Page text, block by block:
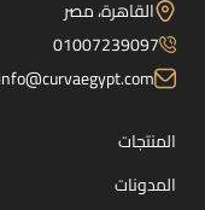
القاهرة، مصر
01007239097
info@curvaegypt.com
المنتجات
المدونات